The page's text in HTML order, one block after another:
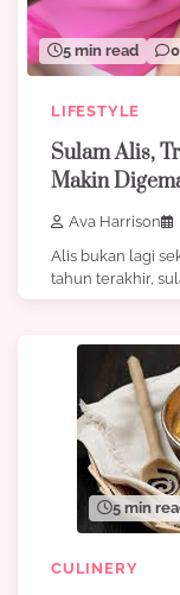
5 min read 0
LIFESTYLE
Sulam Alis,
Makin
Ava Harrison
Alis bukan lagi
tahun terakhir,
5 min
CULINERY